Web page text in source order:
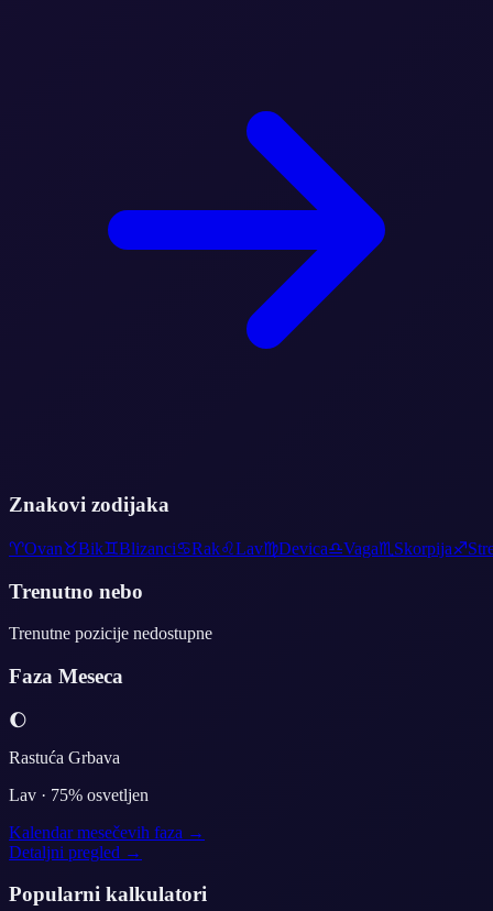
Znakovi zodijaka
♈Ovan♉Bik♊Blizanci♋Rak♌Lav♍Devica♎Vaga♏ Skorpija♐
Trenutno nebo
Trenutne pozicije nedostupne
Faza Meseca
🌔
Rastuća Grbava
Lav · 75% osvetljen
Kalendar mesečevih faza →
Detaljni pregled →
Popularni kalkulatori